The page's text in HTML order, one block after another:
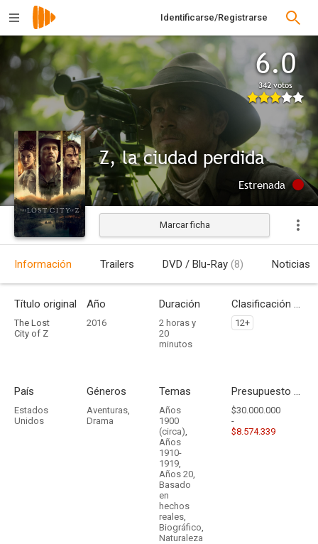
Identificarse/Registrarse
6.0
342 votos
Z, la ciudad perdida
Estrenada
Marcar ficha
Información Trailers DVD / Blu-Ray (8) Noticias
Título original
The Lost
City of Z
Año
2016
Duración
2 horas y
20
minutos
Clasificación por edades
12+
País
Estados
Unidos
Géneros
Aventuras,
Drama
Temas
Años
1900
(circa),
Años
1910-
1919,
Años 20,
Basado
en
hechos
reales,
Biográfico,
Naturaleza
Presupuesto - Ingresos
$30.000.000
-
$8.574.339